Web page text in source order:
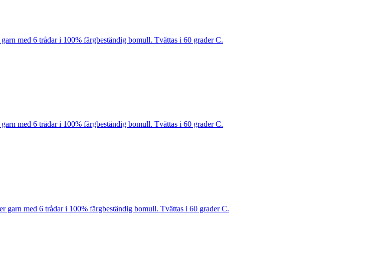
med 6 trådar i 100% färgbeständig bomull. Tvättas i 60 grader C.
med 6 trådar i 100% färgbeständig bomull. Tvättas i 60 grader C.
med 6 trådar i 100% färgbeständig bomull. Tvättas i 60 grader C.